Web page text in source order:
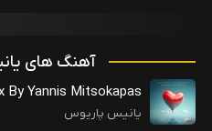
آهنگ های
Erota (Remix By Yannis Mitsokapas )
یانیس پاریوس